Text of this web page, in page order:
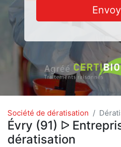
Société de dératisation
Évry (91) ᐅ
dératisation